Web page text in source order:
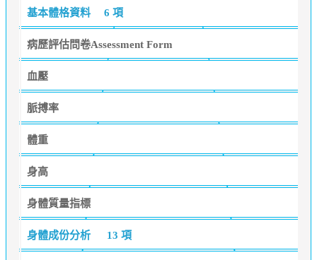
基本體格資料 6 項
病歷評估問卷Assessment Form
血壓
脈搏率
體重
身高
身體質量指標
身體成份分析 13 項